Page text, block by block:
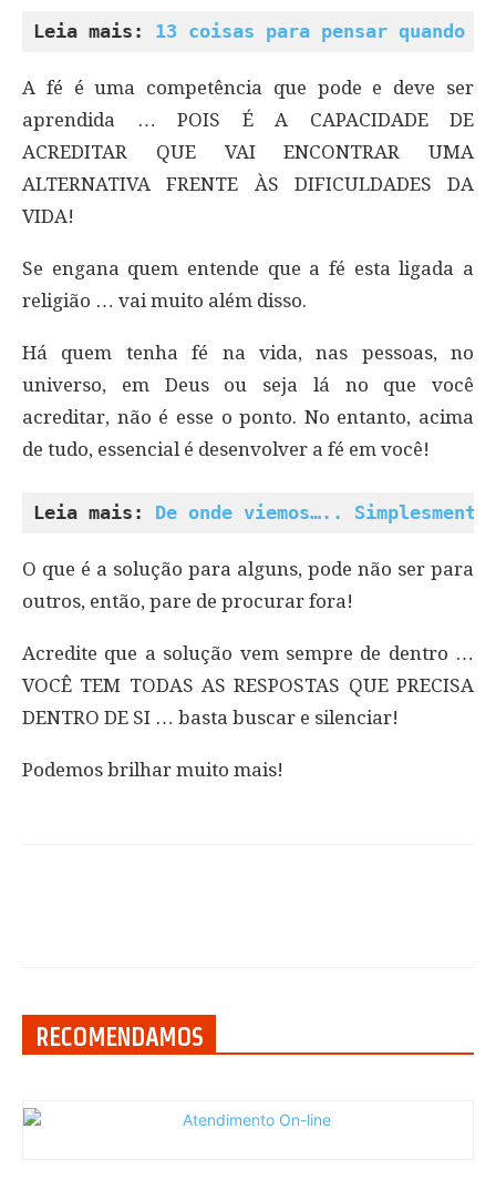
Leia mais: 13 coisas para pensar
A fé é uma competência que pode e deve ser
aprendida … POIS É A CAPACIDADE DE
ACREDITAR QUE VAI ENCONTRAR UMA
ALTERNATIVA FRENTE ÀS DIFICULDADES DA
VIDA!
Se engana quem entende que a fé esta ligada a
religião … vai muito além disso.
Há quem tenha fé na vida, nas pessoas, no
universo, em Deus ou seja lá no que você
acreditar, não é esse o ponto. No entanto, acima
de tudo, essencial é desenvolver a fé em você!
Leia mais: De onde viemos…..
O que é a solução para alguns, pode não ser para
outros, então, pare de procurar fora!
Acredite que a solução vem sempre de dentro …
VOCÊ TEM TODAS AS RESPOSTAS QUE PRECISA
DENTRO DE SI … basta buscar e silenciar!
Podemos brilhar muito mais!
RECOMENDAMOS